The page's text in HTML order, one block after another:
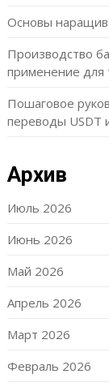
Основы
Производство
применение для
Пошаговое
переводы USDT
Архив
Июль 2026
Июнь 2026
Май 2026
Апрель 2026
Март 2026
Февраль 2026